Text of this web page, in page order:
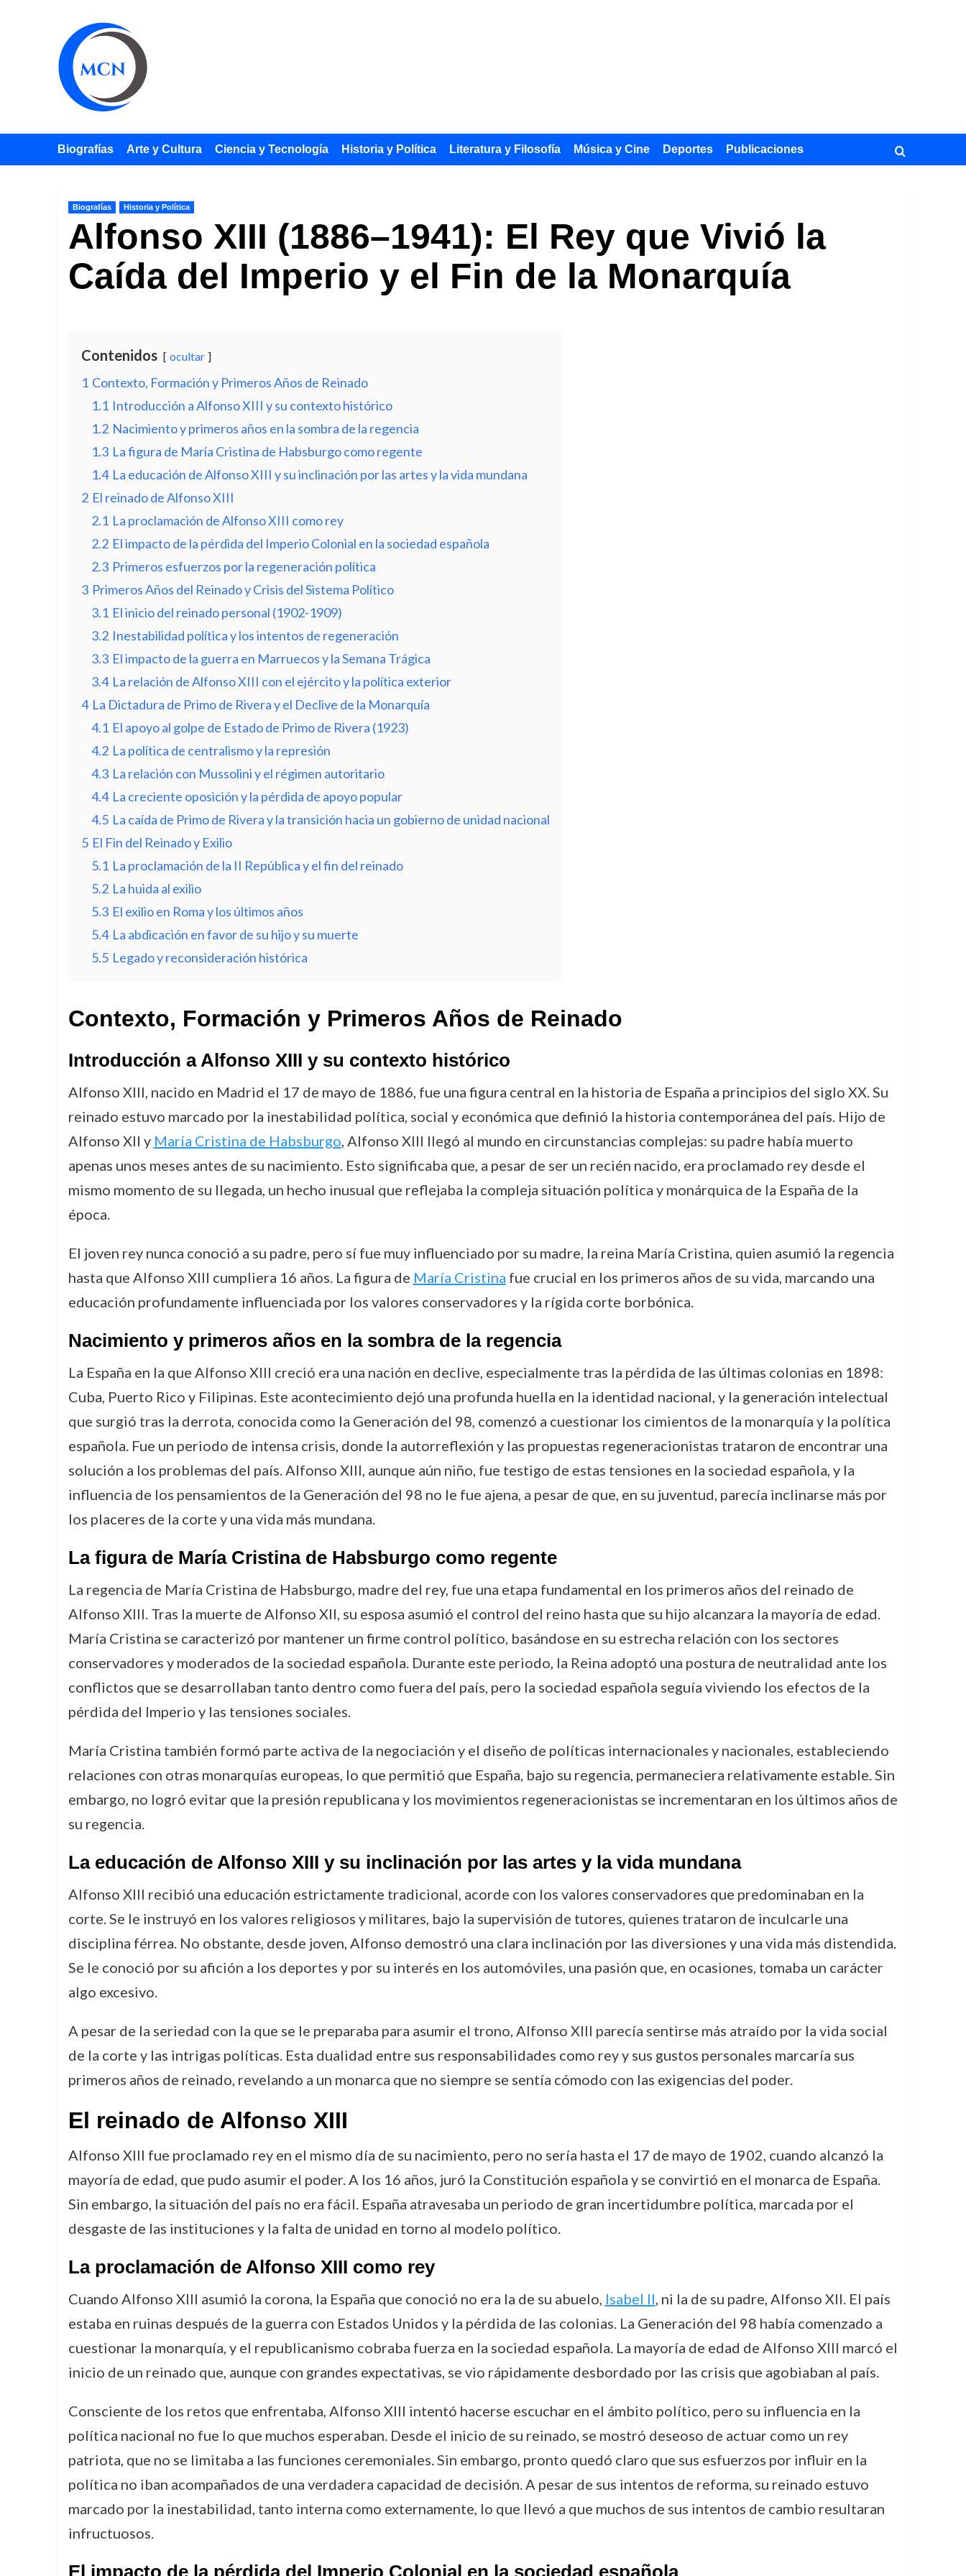
Biografías Arte y Cultura Ciencia y Tecnología Historia y Política Literatura y Filosofía Música y Cine Deportes Publicaciones
Biografías Historia y Política
Alfonso XIII (1886–1941): El Rey que Vivió la
Caída del Imperio y el Fin de la Monarquía
Contenidos ocultar
1 Contexto, Formación y Primeros Años de Reinado
1.1 Introducción a Alfonso XIII y su contexto histórico
1.2 Nacimiento y primeros años en la sombra de la regencia
1.3 La figura de María Cristina de Habsburgo como regente
1.4 La educación de Alfonso XIII y su inclinación por las artes y la vida mundana
2 El reinado de Alfonso XIII
2.1 La proclamación de Alfonso XIII como rey
2.2 El impacto de la pérdida del Imperio Colonial en la sociedad española
2.3 Primeros esfuerzos por la regeneración política
3 Primeros Años del Reinado y Crisis del Sistema Político
3.1 El inicio del reinado personal (1902-1909)
3.2 Inestabilidad política y los intentos de regeneración
3.3 El impacto de la guerra en Marruecos y la Semana Trágica
3.4 La relación de Alfonso XIII con el ejército y la política exterior
4 La Dictadura de Primo de Rivera y el Declive de la Monarquía
4.1 El apoyo al golpe de Estado de Primo de Rivera (1923)
4.2 La política de centralismo y la represión
4.3 La relación con Mussolini y el régimen autoritario
4.4 La creciente oposición y la pérdida de apoyo popular
4.5 La caída de Primo de Rivera y la transición hacia un gobierno de unidad nacional
5 El Fin del Reinado y Exilio
5.1 La proclamación de la II República y el fin del reinado
5.2 La huida al exilio
5.3 El exilio en Roma y los últimos años
5.4 La abdicación en favor de su hijo y su muerte
5.5 Legado y reconsideración histórica
Contexto, Formación y Primeros Años de Reinado
Introducción a Alfonso XIII y su contexto histórico
Alfonso XIII, nacido en Madrid el 17 de mayo de 1886, fue una figura central en la historia de España a principios del siglo XX. Su
reinado estuvo marcado por la inestabilidad política, social y económica que definió la historia contemporánea del país. Hijo de
Alfonso XII y María Cristina de Habsburgo, Alfonso XIII llegó al mundo en circunstancias complejas: su padre había muerto
apenas unos meses antes de su nacimiento. Esto significaba que, a pesar de ser un recién nacido, era proclamado rey desde el
mismo momento de su llegada, un hecho inusual que reflejaba la compleja situación política y monárquica de la España de la
época.
El joven rey nunca conoció a su padre, pero sí fue muy influenciado por su madre, la reina María Cristina, quien asumió la regencia
hasta que Alfonso XIII cumpliera 16 años. La figura de María Cristina fue crucial en los primeros años de su vida, marcando una
educación profundamente influenciada por los valores conservadores y la rígida corte borbónica.
Nacimiento y primeros años en la sombra de la regencia
La España en la que Alfonso XIII creció era una nación en declive, especialmente tras la pérdida de las últimas colonias en 1898:
Cuba, Puerto Rico y Filipinas. Este acontecimiento dejó una profunda huella en la identidad nacional, y la generación intelectual
que surgió tras la derrota, conocida como la Generación del 98, comenzó a cuestionar los cimientos de la monarquía y la política
española. Fue un periodo de intensa crisis, donde la autorreflexión y las propuestas regeneracionistas trataron de encontrar una
solución a los problemas del país. Alfonso XIII, aunque aún niño, fue testigo de estas tensiones en la sociedad española, y la
influencia de los pensamientos de la Generación del 98 no le fue ajena, a pesar de que, en su juventud, parecía inclinarse más por
los placeres de la corte y una vida más mundana.
La figura de María Cristina de Habsburgo como regente
La regencia de María Cristina de Habsburgo, madre del rey, fue una etapa fundamental en los primeros años del reinado de
Alfonso XIII. Tras la muerte de Alfonso XII, su esposa asumió el control del reino hasta que su hijo alcanzara la mayoría de edad.
María Cristina se caracterizó por mantener un firme control político, basándose en su estrecha relación con los sectores
conservadores y moderados de la sociedad española. Durante este periodo, la Reina adoptó una postura de neutralidad ante los
conflictos que se desarrollaban tanto dentro como fuera del país, pero la sociedad española seguía viviendo los efectos de la
pérdida del Imperio y las tensiones sociales.
María Cristina también formó parte activa de la negociación y el diseño de políticas internacionales y nacionales, estableciendo
relaciones con otras monarquías europeas, lo que permitió que España, bajo su regencia, permaneciera relativamente estable. Sin
embargo, no logró evitar que la presión republicana y los movimientos regeneracionistas se incrementaran en los últimos años de
su regencia.
La educación de Alfonso XIII y su inclinación por las artes y la vida mundana
Alfonso XIII recibió una educación estrictamente tradicional, acorde con los valores conservadores que predominaban en la
corte. Se le instruyó en los valores religiosos y militares, bajo la supervisión de tutores, quienes trataron de inculcarle una
disciplina férrea. No obstante, desde joven, Alfonso demostró una clara inclinación por las diversiones y una vida más distendida.
Se le conoció por su afición a los deportes y por su interés en los automóviles, una pasión que, en ocasiones, tomaba un carácter
algo excesivo.
A pesar de la seriedad con la que se le preparaba para asumir el trono, Alfonso XIII parecía sentirse más atraído por la vida social
de la corte y las intrigas políticas. Esta dualidad entre sus responsabilidades como rey y sus gustos personales marcaría sus
primeros años de reinado, revelando a un monarca que no siempre se sentía cómodo con las exigencias del poder.
El reinado de Alfonso XIII
Alfonso XIII fue proclamado rey en el mismo día de su nacimiento, pero no sería hasta el 17 de mayo de 1902, cuando alcanzó la
mayoría de edad, que pudo asumir el poder. A los 16 años, juró la Constitución española y se convirtió en el monarca de España.
Sin embargo, la situación del país no era fácil. España atravesaba un periodo de gran incertidumbre política, marcada por el
desgaste de las instituciones y la falta de unidad en torno al modelo político.
La proclamación de Alfonso XIII como rey
Cuando Alfonso XIII asumió la corona, la España que conoció no era la de su abuelo, Isabel II, ni la de su padre, Alfonso XII. El país
estaba en ruinas después de la guerra con Estados Unidos y la pérdida de las colonias. La Generación del 98 había comenzado a
cuestionar la monarquía, y el republicanismo cobraba fuerza en la sociedad española. La mayoría de edad de Alfonso XIII marcó el
inicio de un reinado que, aunque con grandes expectativas, se vio rápidamente desbordado por las crisis que agobiaban al país.
Consciente de los retos que enfrentaba, Alfonso XIII intentó hacerse escuchar en el ámbito político, pero su influencia en la
política nacional no fue lo que muchos esperaban. Desde el inicio de su reinado, se mostró deseoso de actuar como un rey
patriota, que no se limitaba a las funciones ceremoniales. Sin embargo, pronto quedó claro que sus esfuerzos por influir en la
política no iban acompañados de una verdadera capacidad de decisión. A pesar de sus intentos de reforma, su reinado estuvo
marcado por la inestabilidad, tanto interna como externamente, lo que llevó a que muchos de sus intentos de cambio resultaran
infructuosos.
El impacto de la pérdida del Imperio Colonial en la sociedad española